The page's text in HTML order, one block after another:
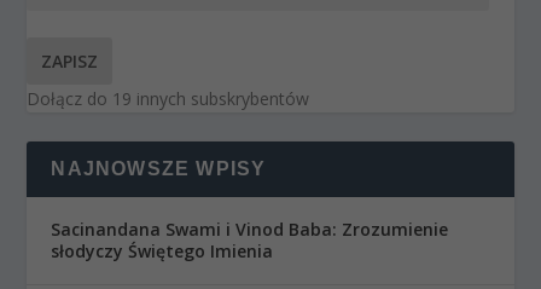
ZAPISZ
Dołącz do 19 innych subskrybentów
NAJNOWSZE WPISY
Sacinandana Swami i Vinod Baba: Zrozumienie
słodyczy Świętego Imienia